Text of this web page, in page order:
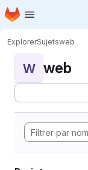
Passer au contenu principal
Page d'accueil
ExplorerSujetsweb
W web